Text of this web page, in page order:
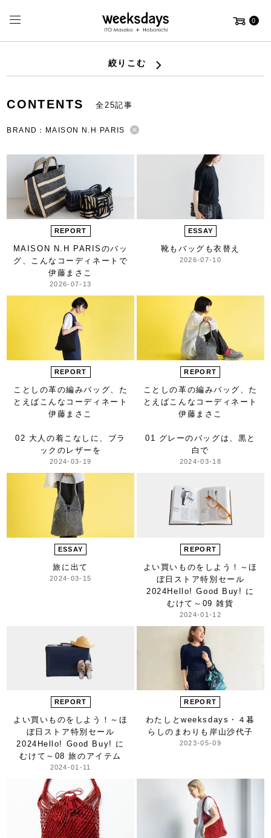
0
絞りこむ
CONTENTS 全25記事
BRAND：MAISON N.H PARIS
REPORT
MAISON N.H PARISのバッ
グ、
こんなコーディネートで
伊藤まさこ
2026-07-13
ESSAY
靴もバッグも衣替え
2026-07-10
REPORT
ことしの革の編みバッグ、 た
とえばこんなコーディネート
伊藤まさこ
02 大人の着こなしに、 ブラ
ックのレザーを
2024-03-19
REPORT
ことしの革の編みバッグ、 た
とえばこんなコーディネート
伊藤まさこ
01 グレーのバッグは、黒と
白で
2024-03-18
ESSAY
旅に出て
2024-03-15
REPORT
よい買いものをしよう！ ～ほ
ぼ日ストア特別セール
2024Hello! Good Buy! に
むけて～ 09 雑貨
2024-01-12
REPORT
よい買いものをしよう！ ～ほ
ぼ日ストア特別セール
2024 Hello! Good Buy! に
むけて～ 08 旅のアイテム
2024-01-11
REPORT
わたしとweeksdays・４暮
らしのまわりも 岸山沙代子
2023-05-09